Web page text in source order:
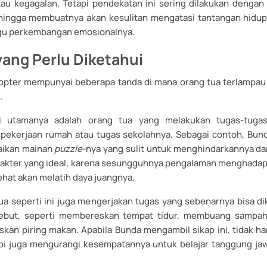
kegagalan. Tetapi pendekatan ini sering dilakukan
membuatnya akan kesulitan mengatasi tantangan
perkembangan emosionalnya.
Perlu Diketahui
mempunyai beberapa tanda di mana orang tua
adalah orang tua yang melakukan tugas-
rumah atau tugas sekolahnya. Sebagai contoh,
mainanpuzzle-nya yang sulit untuk menghindarkannya
yang ideal, karena sesungguhnya pengalaman
akan melatih daya juangnya.
seperti ini juga mengerjakan tugas yang sebenarnya bisa
seperti membereskan tempat tidur, membuang
piring makan. Apabila Bunda mengambil sikap ini, tidak
juga mengurangi kesempatannya untuk belajar tanggung